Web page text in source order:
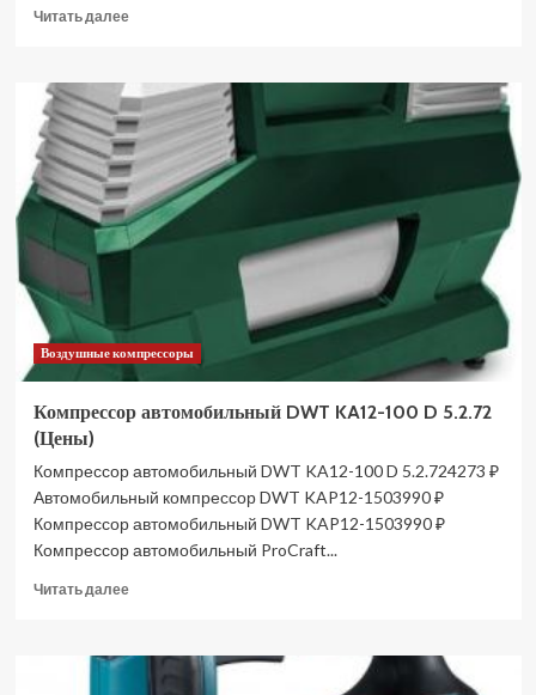
Читать далееПрочитать
Компрессор
поршневой
DAEWOO
DAC
60VD
(Цены)
Воздушные компрессоры
Компрессор автомобильный DWT KA12-100 D 5.2.72
(Цены)
Компрессор автомобильный DWT KA12-100 D 5.2.724273 ₽
Автомобильный компрессор DWT KAP12-1503990 ₽
Компрессор автомобильный DWT KAP12-1503990 ₽
Компрессор автомобильный ProCraft...
Читать далееПрочитать
Компрессор
автомобильный